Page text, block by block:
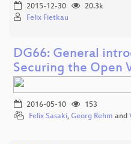
2015-12-30
20.3k
Felix Fietkau
DG66: General
Securing the Open
2016-05-10
153
Felix Sasaki, Georg Rehm and